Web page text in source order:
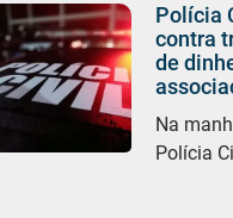
Polícia
contra
de
Na
Polícia